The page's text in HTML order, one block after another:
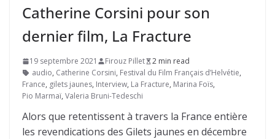
Catherine Corsini pour son
dernier film, La Fracture
19 septembre 2021 Firouz Pillet
2 min read
audio, Catherine Corsini, Festival du Film Français d’Helvétie,
France, gilets jaunes, Interview, La Fracture, Marina Foïs,
Pio Marmaï, Valeria Bruni-Tedeschi
Alors que retentissent à travers la France entière
les revendications des Gilets jaunes en décembre